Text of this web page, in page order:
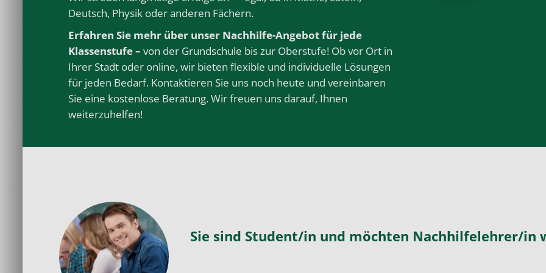
Deutsch, Physik oder anderen Fächern.
Erfahren Sie mehr über unser Nachhilfe-Angebot für jede
Klassenstufe – von der Grundschule bis zur Oberstufe! Ob vor Ort in
Ihrer Stadt oder online, wir bieten flexible und individuelle Lösungen
für jeden Bedarf. Kontaktieren Sie uns noch heute und vereinbaren
Sie eine kostenlose Beratung. Wir freuen uns darauf, Ihnen
weiterzuhelfen!
Sie sind Student/in und möchten Nachhilfelehrer/in